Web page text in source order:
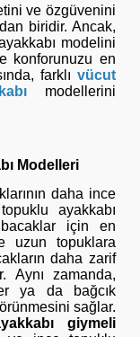
ve özgüvenini
biridir. Ancak,
modelini
konforunuzu en
farklıvücut
modellerini
Modelleri
daha ince
ayakkabı
için en
uzun topuklara
daha zarif
Aynı zamanda,
ya da bağcık
sağlar.
giymeli